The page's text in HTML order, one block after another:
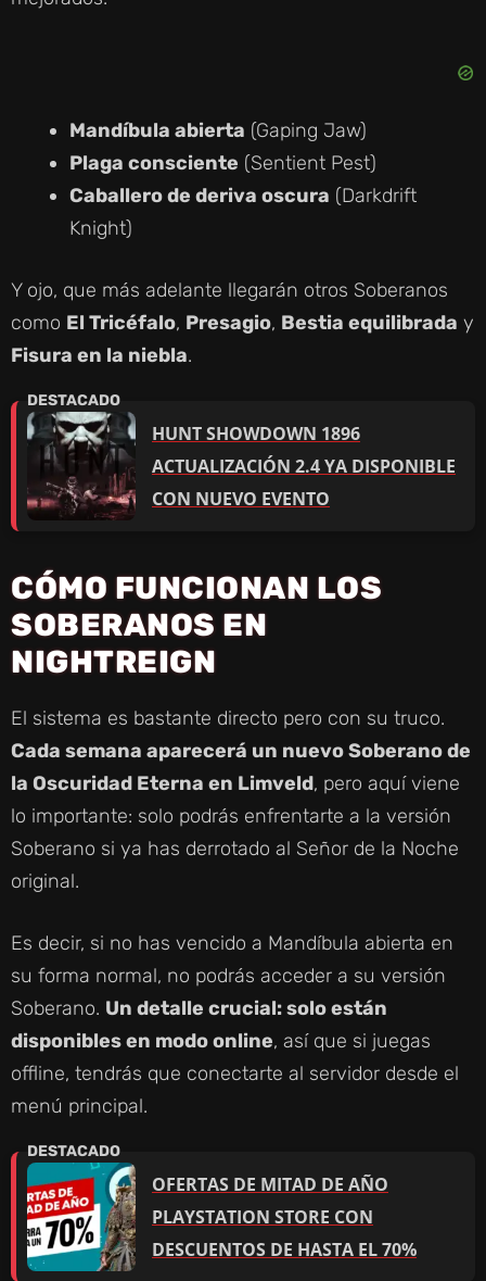
Mandíbula abierta (Gaping Jaw)
Plaga consciente (Sentient Pest)
Caballero de deriva oscura (Darkdrift
Knight)
Y ojo, que más adelante llegarán otros Soberanos
como El Tricéfalo, Presagio, Bestia equilibrada y
Fisura en la niebla.
HUNT SHOWDOWN 1896
ACTUALIZACIÓN 2.4 YA DISPONIBLE
CON NUEVO EVENTO
CÓMO FUNCIONAN LOS
SOBERANOS EN
NIGHTREIGN
El sistema es bastante directo pero con su truco.
Cada semana aparecerá un nuevo Soberano de
la Oscuridad Eterna en Limveld, pero aquí viene
lo importante: solo podrás enfrentarte a la versión
Soberano si ya has derrotado al Señor de la Noche
original.
Es decir, si no has vencido a Mandíbula abierta en
su forma normal, no podrás acceder a su versión
Soberano. Un detalle crucial: solo están
disponibles en modo online, así que si juegas
offline, tendrás que conectarte al servidor desde el
menú principal.
OFERTAS DE MITAD DE AÑO
PLAYSTATION STORE CON
DESCUENTOS DE HASTA EL 70%